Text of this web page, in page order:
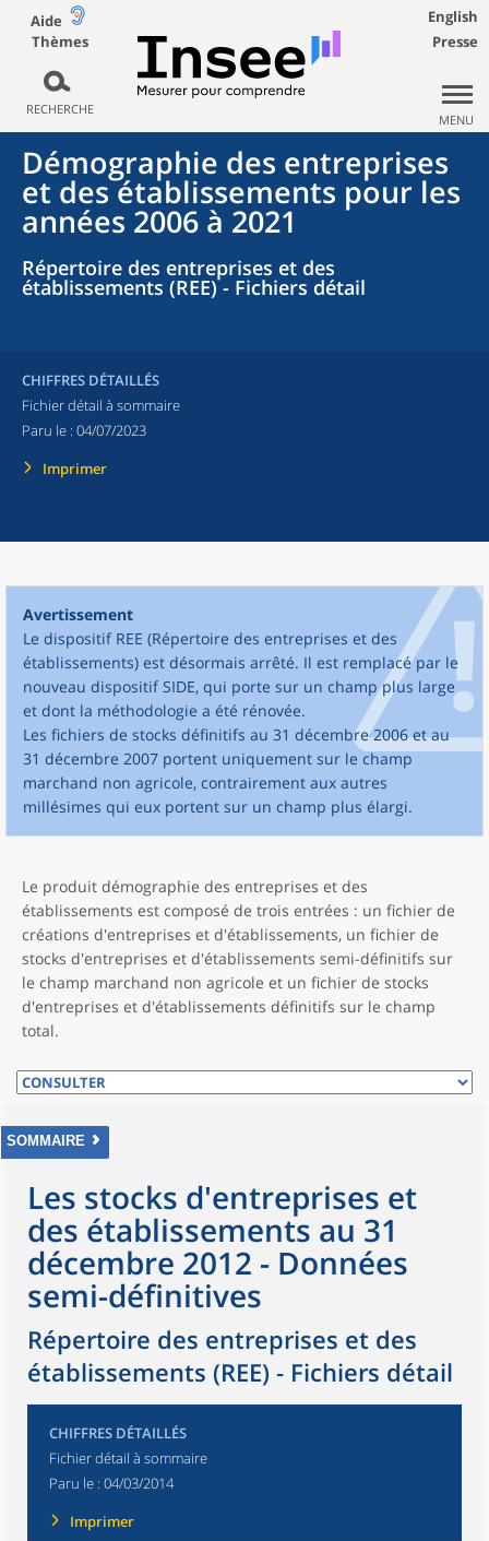
Aide
Thèmes
RECHERCHE
English
Presse
MENU
Démographie des entreprises
et des établissements pour les
années 2006 à 2021
Répertoire des entreprises et des
établissements (REE) - Fichiers détail
CHIFFRES DÉTAILLÉS
Fichier détail à sommaire
Paru le : 04/07/2023
Imprimer
Avertissement
Le dispositif REE (Répertoire des entreprises et des
établissements) est désormais arrêté. Il est remplacé par le
nouveau dispositif SIDE, qui porte sur un champ plus large
et dont la méthodologie a été rénovée.
Les fichiers de stocks définitifs au 31 décembre 2006 et au
31 décembre 2007 portent uniquement sur le champ
marchand non agricole, contrairement aux autres
millésimes qui eux portent sur un champ plus élargi.
Le produit démographie des entreprises et des
établissements est composé de trois entrées : un fichier de
créations d'entreprises et d'établissements, un fichier de
stocks d'entreprises et d'établissements semi-définitifs sur
le champ marchand non agricole et un fichier de stocks
d'entreprises et d'établissements définitifs sur le champ
total.
SOMMAIRE
Les stocks d'entreprises et
des établissements au 31
décembre 2012 - Données
semi-définitives
Répertoire des entreprises et des
établissements (REE) - Fichiers détail
CHIFFRES DÉTAILLÉS
Fichier détail à sommaire
Paru le : 04/03/2014
Imprimer